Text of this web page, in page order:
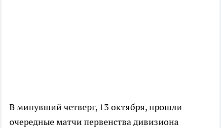
В минувший четверг, 13 октября, прошли
очередные матчи первенства дивизиона